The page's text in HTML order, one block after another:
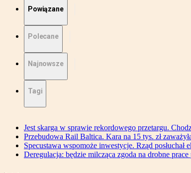
Powiązane
Polecane
Najnowsze
Tagi
Jest skarga w sprawie rekordowego przetargu.
Przebudowa Rail Baltica. Kara na 15 tys. zł
Specustawa wspomoże inwestycje. Rząd
Deregulacja: będzie milcząca zgoda na drobne